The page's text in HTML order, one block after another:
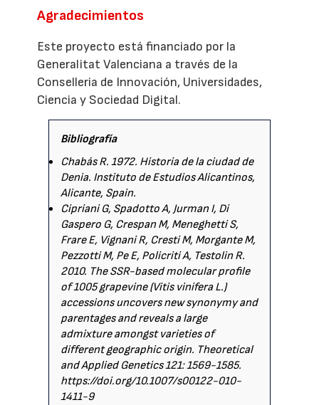
Agradecimientos
Este proyecto está financiado por la
Generalitat Valenciana a través de la
Conselleria de Innovación, Universidades,
Ciencia y Sociedad Digital.
Bibliografía
Chabás R. 1972. Historia de la ciudad de
Denia. Instituto de Estudios Alicantinos,
Alicante, Spain.
Cipriani G, Spadotto A, Jurman I, Di
Gaspero G, Crespan M, Meneghetti S,
Frare E, Vignani R, Cresti M, Morgante M,
Pezzotti M, Pe E, Policriti A, Testolin R.
2010. The SSR-based molecular profile
of 1005 grapevine (Vitis vinifera L.)
accessions uncovers new synonymy and
parentages and reveals a large
admixture amongst varieties of
different geographic origin. Theoretical
and Applied Genetics 121: 1569-1585.
https://doi.org/10.1007/s00122-010-
1411-9